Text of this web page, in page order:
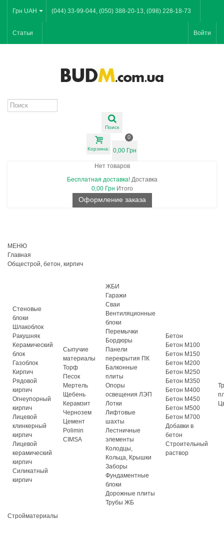
Грн UAH (044) 33-99-044, (050) 388-20-13, (098) 228-18-73
Статьи Войти
Поиск
Корзина:
0
0,00 Грн
Нет товаров
Бесплатная доставка! Доставка
0,00 Грн Итого
Оформление заказа
МЕНЮ
Главная
Общестрой, бетон, кирпич
Стеновые
блоки
Шлакоблок
Ракушняк
Керамический
блок
Газоблок
Кирпич
Рядовой
кирпич
Огнеупорный
кирпич
Лицевой
клинкерный
кирпич
Лицевой
керамический
кирпич
Силикатный
кирпич
Сыпучие
материалы
Торф
Песок
Мертель
Щебень
Керамзит
Чернозем
Цемент
Polimin
CIMSA
ЖБИ
Гаражи
Сваи
Вентиляционные
блоки
Перемычки
Бордюры
Панели
перекрытия ПК
Балконные
плиты
Опоры
освещения ЛЭП
Лотки
Лифтовые
шахты
Лестничные
элементы
Колодцы,
Кольца, Крышки
Заборы
Фундаментные
блоки
Дорожные плиты
Трубы ЖБ
Бетон
Бетон М100
Бетон М150
Бетон М200
Бетон М250
Бетон М350
Бетон М400
Бетон М450
Бетон М500
Бетон М700
Добавки в
бетон
Строительный
раствор
Стройматериалы